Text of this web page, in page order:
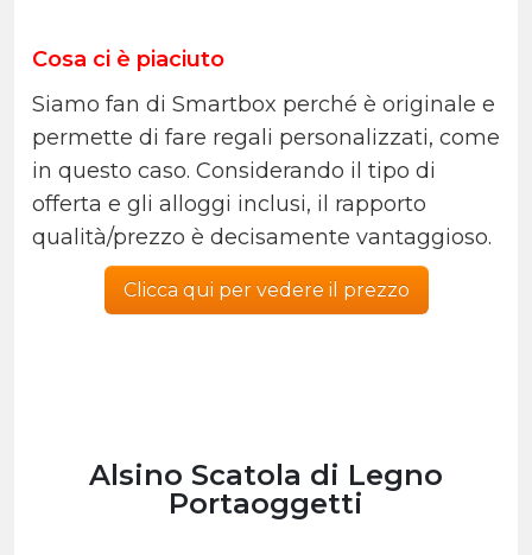
Cosa ci è piaciuto
Siamo fan di Smartbox perché è originale e
permette di fare regali personalizzati, come
in questo caso. Considerando il tipo di
offerta e gli alloggi inclusi, il rapporto
qualità/prezzo è decisamente vantaggioso.
Clicca qui per vedere il prezzo
Alsino Scatola di Legno
Portaoggetti